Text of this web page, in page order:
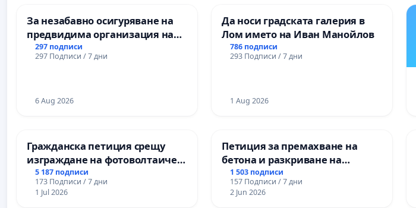
Пазарджик
За незабавно осигуряване на
предвидима организация на
учебния процес и гарантиране
на правото на равнопоставено
Александър I“ и Хуманитарна
297 подписи
297 Подписи / 7 дни
6 Aug 2026
Да носи градската галерия в
Лом името на Иван Манойлов
786 подписи
293 Подписи / 7 дни
1 Aug 2026
Гражданска петиция срещу
изграждане на фотоволтаичен
парк в с.Прибой, общ. Радомир
5 187 подписи
173 Подписи / 7 дни
1 Jul 2026
Петиция за премахване на
бетона и разкриване на
античното сърце на
Могиланската могила във
Враца
1 503 подписи
157 Подписи / 7 дни
2 Jun 2026